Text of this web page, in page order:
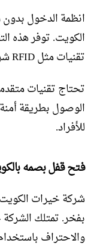
انظمة الدخول
الكويت. توفر هذه
تقنيات مثل RFID شرائح تخزن بيانات مستخدمين.
تحتاج تقنيات
الوصول بطريقة
للأفراد.
فتح قفل بصمه
شركة خيرات
بفخر. تمتلك
والاحتراف